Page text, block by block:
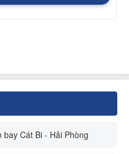
Cát Bi - Hải Phòng